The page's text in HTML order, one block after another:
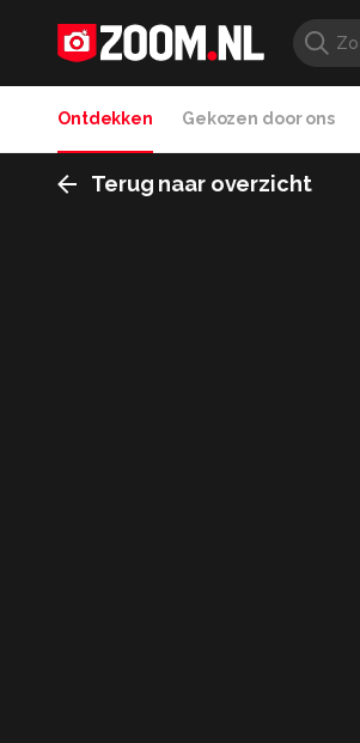
Ontdekken Gekozen door ons
Terug naar overzicht